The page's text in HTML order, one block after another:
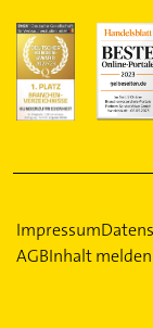
Impressum
AGBInhalt melden